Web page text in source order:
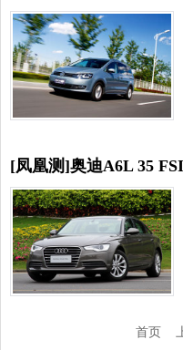
[凤凰测]奥迪A6L 35
首页